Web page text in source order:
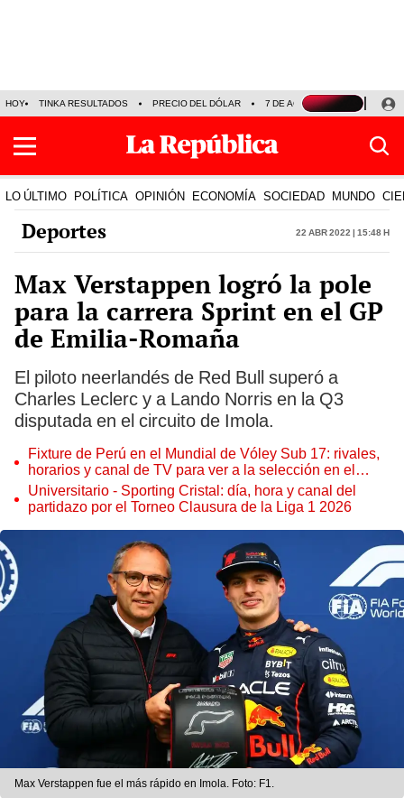
HOY TINKA RESULTADOS PRECIO DEL DÓLAR 7 DE AGOSTO OLLANTA
LO ÚLTIMO POLÍTICA OPINIÓN ECONOMÍA SOCIEDAD MUNDO
Deportes 22 Abr 2022 | 15:48 h
Max Verstappen logró la pole
para la carrera Sprint en el GP
de Emilia-Romaña
El piloto neerlandés de Red Bull superó a
Charles Leclerc y a Lando Norris en la Q3
disputada en el circuito de Imola.
Fixture de Perú en el Mundial de Vóley Sub 17: rivales,
horarios y canal de TV para ver a la selección en el
torneo
Universitario - Sporting Cristal: día, hora y canal del
partidazo por el Torneo Clausura de la Liga 1 2026
Max Verstappen fue el más rápido en Imola. Foto: F1.